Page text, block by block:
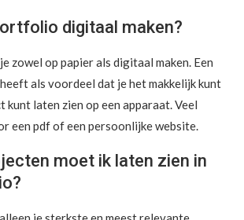
digitaal maken?
zowel op papier als digitaal maken. Een
als voordeel dat je het makkelijk kunt
laten zien op een apparaat. Veel
een pdf of een persoonlijke website.
moet ik laten zien in